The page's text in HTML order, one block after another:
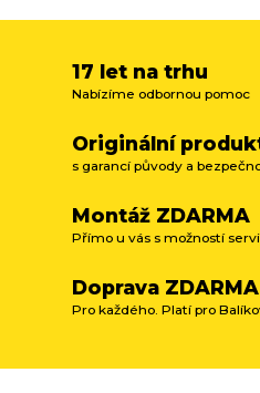
17 let na trhu
Nabízíme odbornou pomoc
Originální
s garancí původy a
Montáž ZDARMA
Přímo u vás s možností
Doprava ZDARMA
Pro každého. Platí pro